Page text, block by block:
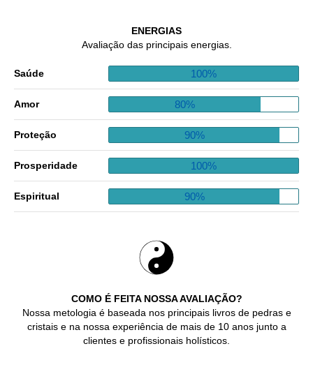
COMO É FEITA NOSSA AVALIAÇÃO?
Nossa metologia é baseada nos principais livros de pedras e
cristais e na nossa experiência de mais de 10 anos junto a
clientes e profissionais holísticos.
ENERGIAS
Avaliação das principais energias.
Saúde 100%
Amor 80%
Proteção 90%
Prosperidade 100%
Espiritual 90%